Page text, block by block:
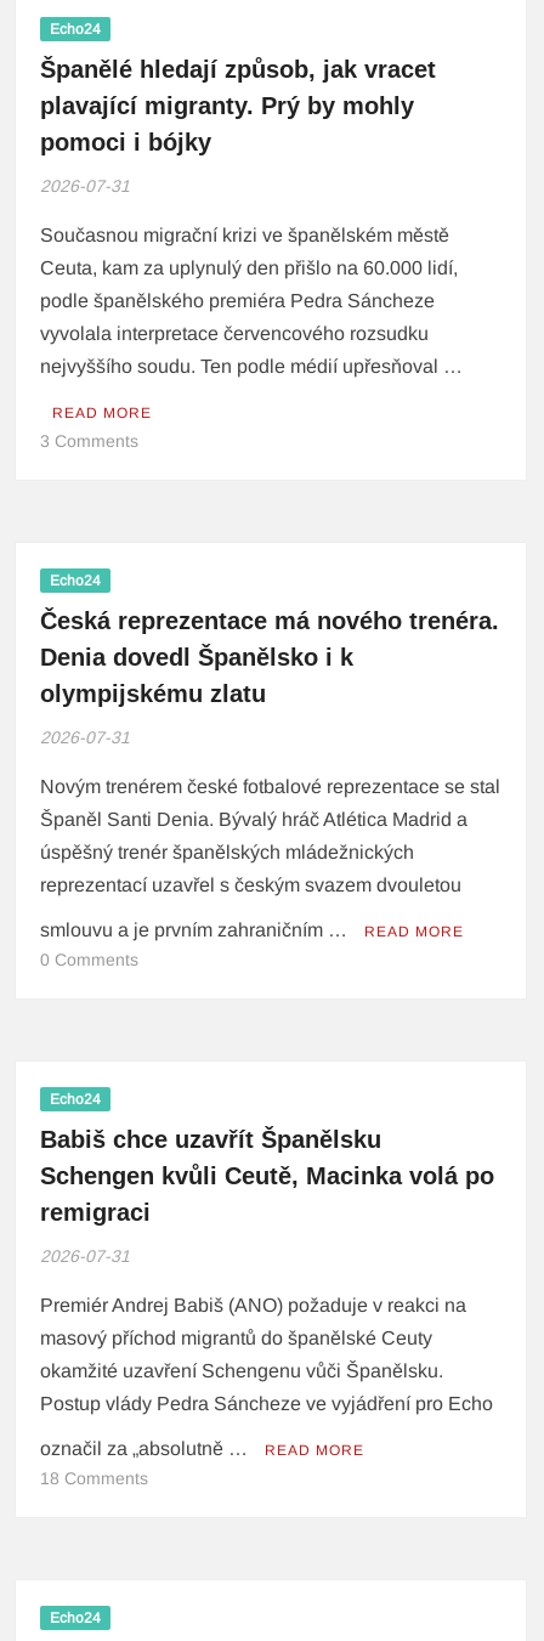
Echo24
Španělé hledají způsob, jak vracet
plavající migranty. Prý by mohly
pomoci i bójky
2026-07-31
Současnou migrační krizi ve španělském městě
Ceuta, kam za uplynulý den přišlo na 60.000 lidí,
podle španělského premiéra Pedra Sáncheze
vyvolala interpretace červencového rozsudku
nejvyššího soudu. Ten podle médií upřesňoval …
READ MORE
3 Comments
Echo24
Česká reprezentace má nového trenéra.
Denia dovedl Španělsko i k
olympijskému zlatu
2026-07-31
Novým trenérem české fotbalové reprezentace se stal
Španěl Santi Denia. Bývalý hráč Atlética Madrid a
úspěšný trenér španělských mládežnických
reprezentací uzavřel s českým svazem dvouletou
smlouvu a je prvním zahraničním … READ MORE
0 Comments
Echo24
Babiš chce uzavřít Španělsku
Schengen kvůli Ceutě, Macinka volá po
remigraci
2026-07-31
Premiér Andrej Babiš (ANO) požaduje v reakci na
masový příchod migrantů do španělské Ceuty
okamžité uzavření Schengenu vůči Španělsku.
Postup vlády Pedra Sáncheze ve vyjádření pro Echo
označil za „absolutně … READ MORE
18 Comments
Echo24